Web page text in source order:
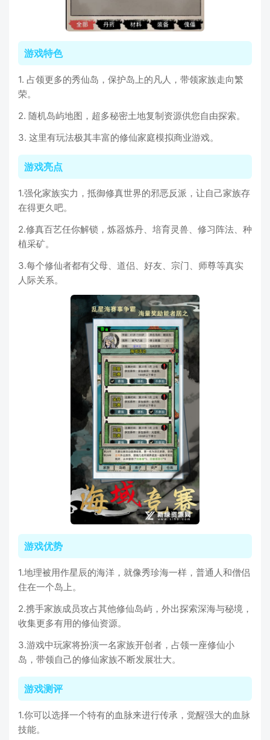
游戏特色
1. 占领更多的秀仙岛，保护岛上的凡人，带领家族走向繁
荣。
2. 随机岛屿地图，超多秘密土地复制资源供您自由探索。
3. 这里有玩法极其丰富的修仙家庭模拟商业游戏。
游戏亮点
1.强化家族实力，抵御修真世界的邪恶反派，让自己家族存
在得更久吧。
2.修真百艺任你解锁，炼器炼丹、培育灵兽、修习阵法、种
植采矿。
3.每个修仙者都有父母、道侣、好友、宗门、师尊等真实
人际关系。
游戏优势
1.地理被用作星辰的海洋，就像秀珍海一样，普通人和僧侣
住在一个岛上。
2.携手家族成员攻占其他修仙岛屿，外出探索深海与秘境，
收集更多有用的修仙资源。
3.游戏中玩家将扮演一名家族开创者，占领一座修仙小
岛，带领自己的修仙家族不断发展壮大。
游戏测评
1.你可以选择一个特有的血脉来进行传承，觉醒强大的血脉
技能。